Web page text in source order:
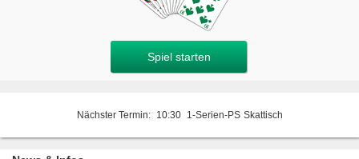
Spiel starten
Nächster Termin: 10:30 1-Serien-PS Skattisch